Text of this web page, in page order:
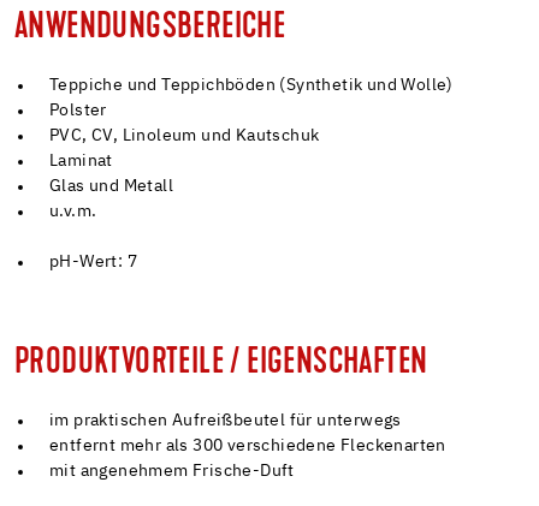
ANWENDUNGSBEREICHE
Teppiche und Teppichböden (Synthetik und Wolle)
Polster
PVC, CV, Linoleum und Kautschuk
Laminat
Glas und Metall
u.v.m.
pH-Wert: 7
PRODUKTVORTEILE / EIGENSCHAFTEN
im praktischen Aufreißbeutel für unterwegs
entfernt mehr als 300 verschiedene Fleckenarten
mit angenehmem Frische-Duft